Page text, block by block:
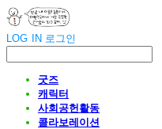
LOG IN 로그인
굿즈
캐릭터
사회공헌활동
콜라보레이션